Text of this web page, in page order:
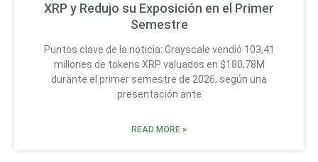
XRP y Redujo su Exposición en el Primer
Semestre
Puntos clave de la noticia: Grayscale vendió 103,41
millones de tokens XRP valuados en $180,78M
durante el primer semestre de 2026, según una
presentación ante
READ MORE »